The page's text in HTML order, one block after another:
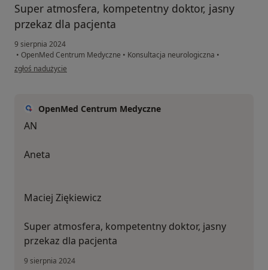
Super atmosfera, kompetentny doktor, jasny
przekaz dla pacjenta
9 sierpnia 2024
• OpenMed Centrum Medyczne • Konsultacja neurologiczna •
w opinii użytkownika Aneta
zgłoś nadużycie
OpenMed Centrum Medyczne
AN
Aneta
Maciej Ziękiewicz
Super atmosfera, kompetentny doktor, jasny
przekaz dla pacjenta
9 sierpnia 2024